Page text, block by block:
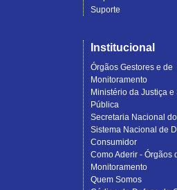
Suporte
Institucional
Órgãos Gestores e de
Monitoramento
Ministério da Justiça e
Pública
Secretaria Nacional
Sistema Nacional de
Consumidor
Como Aderir - Órgãos
Monitoramento
Quem Somos